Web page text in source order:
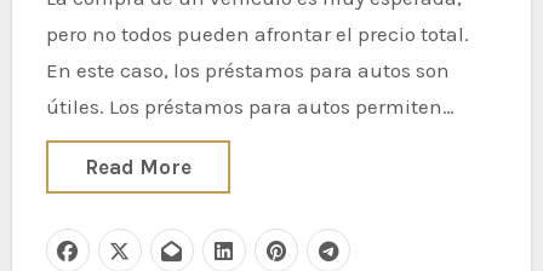
pero no todos pueden afrontar el precio total.
En este caso, los préstamos para autos son
útiles. Los préstamos para autos permiten…
Read More